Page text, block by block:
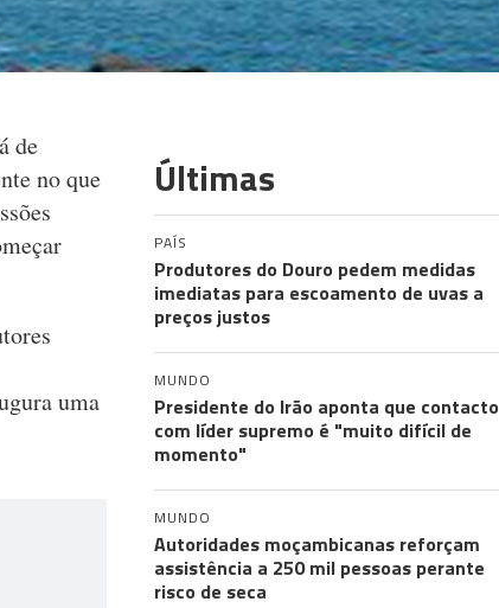
de
no que
uma
Últimas
PAÍS
Produtores do Douro pedem medidas
imediatas para escoamento de uvas a
preços justos
MUNDO
Presidente do Irão aponta que contacto
com líder supremo é "muito difícil de
momento"
MUNDO
Autoridades moçambicanas reforçam
assistência a 250 mil pessoas perante
risco de seca